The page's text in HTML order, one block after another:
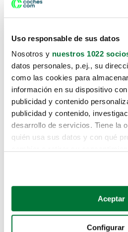
Uso responsable de sus datos
Nosotros y nuestros 1022
datos personales, p.ej., su
como las cookies para
información en su dispositivo
publicidad y contenido
publicidad y contenido,
desarrollo de servicios. Tiene la
quién usa sus datos y con qué
Si lo permite, también
Recopilar información sobre
Aceptar
Configurar